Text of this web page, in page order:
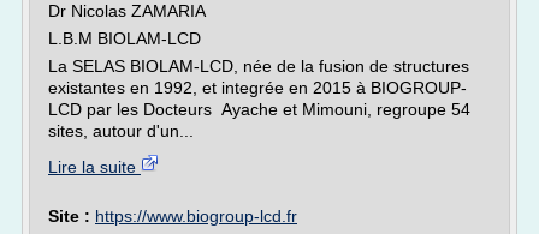
Dr Nicolas ZAMARIA
L.B.M BIOLAM-LCD
La SELAS BIOLAM-LCD, née de la fusion de structures
existantes en 1992, et integrée en 2015 à BIOGROUP-
LCD par les Docteurs Ayache et Mimouni, regroupe 54
sites, autour d'un...
Lire la suite
Site : https://www.biogroup-lcd.fr